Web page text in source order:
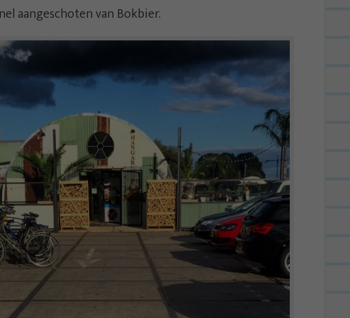
aangeschoten van Bokbier.